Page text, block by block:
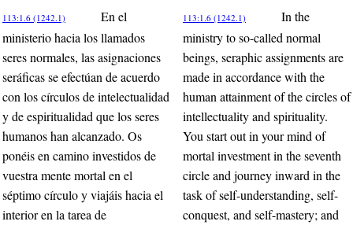
113:1.6 (1242.1)
En el
ministerio hacia los llamados
seres normales, las asignaciones
seráficas se efectúan de acuerdo
con los círculos de intelectualidad
y de espiritualidad que los seres
humanos han alcanzado. Os
ponéis en camino investidos de
vuestra mente mortal en el
séptimo círculo y viajáis hacia el
interior en la tarea de
113:1.6 (1242.1)
In the
ministry to so-called normal
beings, seraphic assignments are
made in accordance with the
human attainment of the circles of
intellectuality and spirituality.
You start out in your mind of
mortal investment in the seventh
circle and journey inward in the
task of self-understanding, self-
conquest, and self-mastery; and